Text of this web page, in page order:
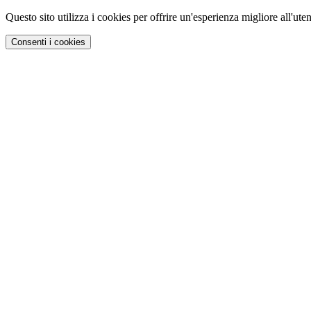
Questo sito utilizza i cookies per offrire un'esperienza migliore
Consenti i cookies